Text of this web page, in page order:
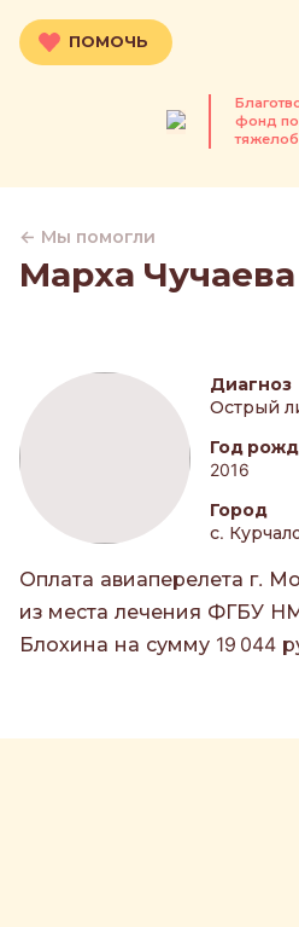
фонд
ПОМОЧЬ
← Мы помогли
Марха Чучаева
Диагноз
Острый
Год
2016
Город
с.
Оплата авиаперелета г.
из места лечения ФГБУ
Блохина на сумму 19 044